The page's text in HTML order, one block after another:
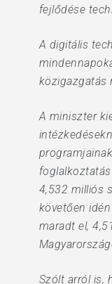
fejlődése
A digitális
közigazgatás
A miniszter
4,532 milliós
követően
maradt el,
Szólt arról is,